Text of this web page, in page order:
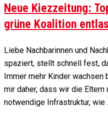
Neue Kiezzeitung:
grüne Koalition
Liebe Nachbarinnen und
spaziert, stellt schnell fest,
Immer mehr Kinder
mir daher, dass wir die
notwendige Infrastruktur, wie